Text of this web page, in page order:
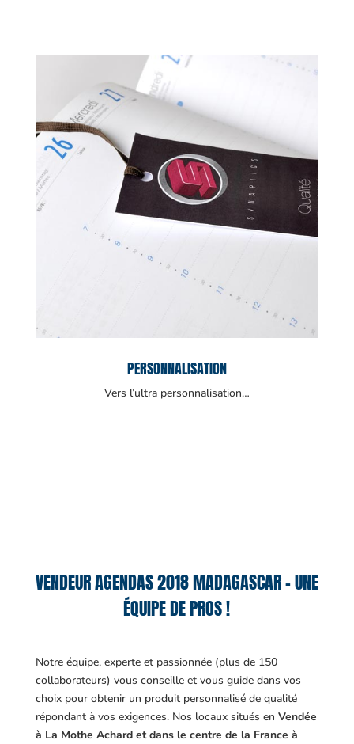
PERSONNALISATION
Vers l’ultra personnalisation…
VENDEUR AGENDAS 2018 MADAGASCAR – UNE
ÉQUIPE DE PROS !
Notre équipe, experte et passionnée (plus de 150
collaborateurs) vous conseille et vous guide dans vos
choix pour obtenir un produit personnalisé de qualité
répondant à vos exigences. Nos locaux situés en Vendée
à La Mothe Achard et dans le centre de la France à